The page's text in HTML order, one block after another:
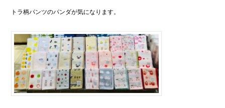
トラ柄パンツのパンダが気になります。